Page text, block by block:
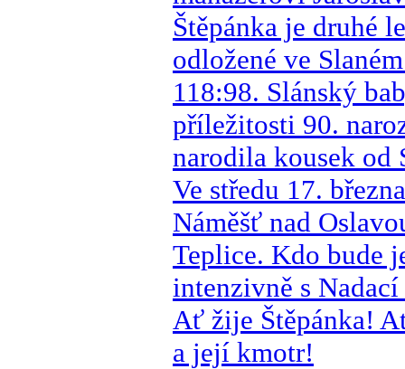
Štěpánka je druhé
odložené ve
118:98. Slánský
příležitosti 90.
narodila kousek od
Ve středu 17.
Náměšť nad
Teplice. Kdo bude
intenzivně s
Ať žije Štěpánka!
a její kmotr!